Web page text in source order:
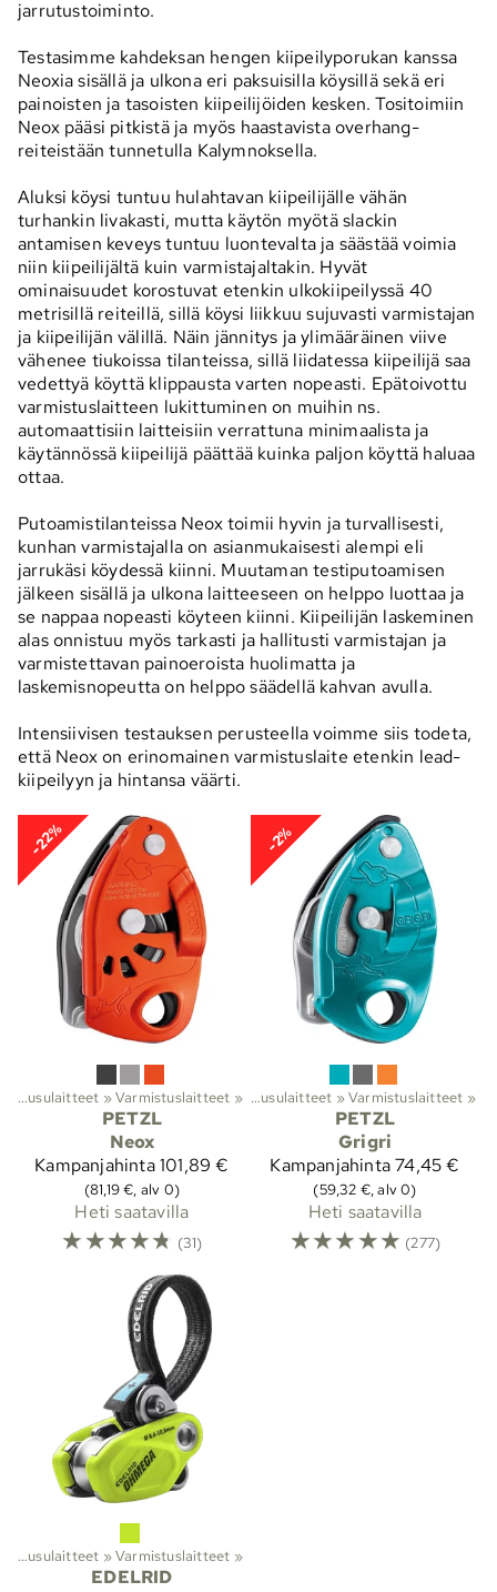
jarrutustoiminto.
Testasimme kahdeksan hengen kiipeilyporukan kanssa
Neoxia sisällä ja ulkona eri paksuisilla köysillä sekä eri
painoisten ja tasoisten kiipeilijöiden kesken. Tositoimiin
Neox pääsi pitkistä ja myös haastavista overhang-
reiteistään tunnetulla Kalymnoksella.
Aluksi köysi tuntuu hulahtavan kiipeilijälle vähän
turhankin livakasti, mutta käytön myötä slackin
antamisen keveys tuntuu luontevalta ja säästää voimia
niin kiipeilijältä kuin varmistajaltakin. Hyvät
ominaisuudet korostuvat etenkin ulkokiipeilyssä 40
metrisillä reiteillä, sillä köysi liikkuu sujuvasti varmistajan
ja kiipeilijän välillä. Näin jännitys ja ylimääräinen viive
vähenee tiukoissa tilanteissa, sillä liidatessa kiipeilijä saa
vedettyä köyttä klippausta varten nopeasti. Epätoivottu
varmistuslaitteen lukittuminen on muihin ns.
automaattisiin laitteisiin verrattuna minimaalista ja
käytännössä kiipeilijä päättää kuinka paljon köyttä haluaa
ottaa.
Putoamistilanteissa Neox toimii hyvin ja turvallisesti,
kunhan varmistajalla on asianmukaisesti alempi eli
jarrukäsi köydessä kiinni. Muutaman testiputoamisen
jälkeen sisällä ja ulkona laitteeseen on helppo luottaa ja
se nappaa nopeasti köyteen kiinni. Kiipeilijän laskeminen
alas onnistuu myös tarkasti ja hallitusti varmistajan ja
varmistettavan painoeroista huolimatta ja
laskemisnopeutta on helppo säädellä kahvan avulla.
Intensiivisen testauksen perusteella voimme siis todeta,
että Neox on erinomainen varmistuslaite etenkin lead-
kiipeilyyn ja hintansa väärti.
-22%
Varmistuslaitteet ja nousulaitteet ‪»Varmistuslaitteet ‪»
PETZL
Neox
Kampanjahinta101,89 €
(81,19 €, alv 0)
Heti saatavilla
☆☆☆☆☆ (31)
-2%
Lajit‪» Kiipeily‪» Varmistuslaitteet ja nousulaitteet ‪»Varmistuslaitteet ‪»
PETZL
Grigri
Kampanjahinta74,45 €
(59,32 €, alv 0)
Heti saatavilla
☆☆☆☆☆ (277)
Varmistuslaitteet ja nousulaitteet ‪»Varmistuslaitteet ‪»
EDELRID